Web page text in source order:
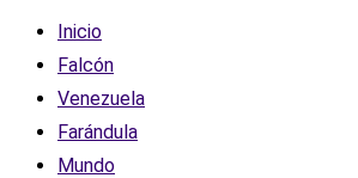
Inicio
Falcón
Venezuela
Farándula
Mundo